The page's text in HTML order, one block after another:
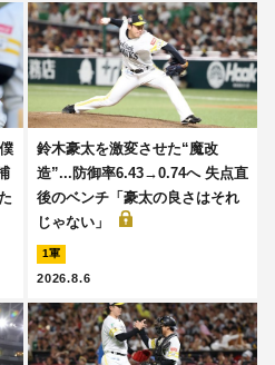
鈴木豪太を激変させた“魔改
造”...防御率6.43→0.74へ 失点直
後のベンチ「豪太の良さはそれ
じゃない」
1軍
2026.8.6